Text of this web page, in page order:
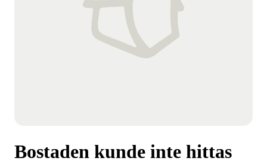
Bostaden kunde inte hittas